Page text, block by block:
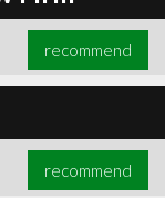
recommend
recommend